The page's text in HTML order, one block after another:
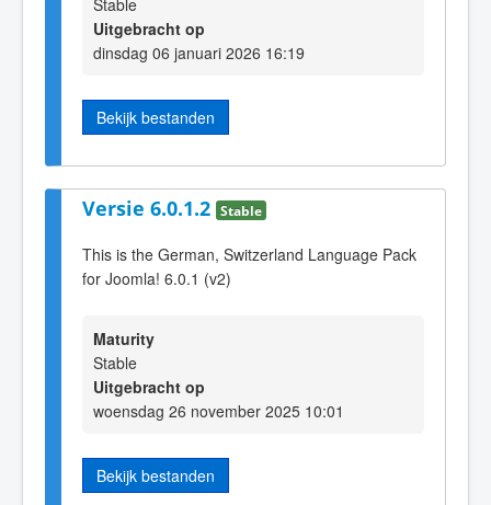
Stable
Uitgebracht op
dinsdag 06 januari 2026 16:19
Bekijk bestanden
Versie 6.0.1.2 Stable
This is the German, Switzerland Language Pack
for Joomla! 6.0.1 (v2)
Maturity
Stable
Uitgebracht op
woensdag 26 november 2025 10:01
Bekijk bestanden